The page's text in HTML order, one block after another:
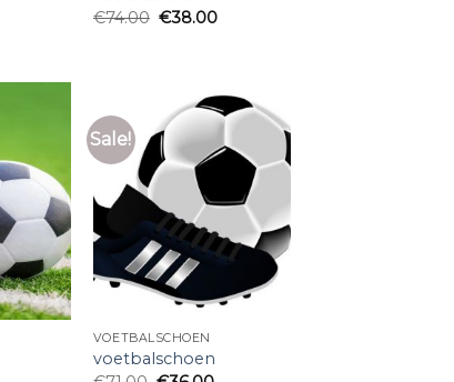
€74.00 €38.00
Sale!
VOETBALSCHOEN
voetbalschoen